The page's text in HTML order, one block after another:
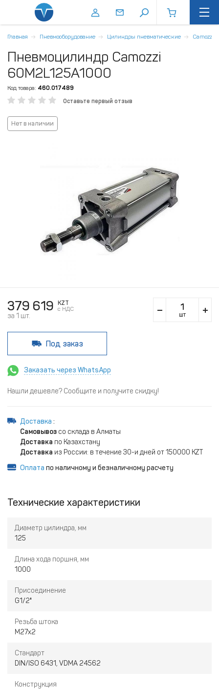
Главная Пневмооборудование Цилиндры пневматические Camozzi
Пневмоцилиндр Camozzi
60M2L125A1000
Код товара: 460.017489
Оставьте первый отзыв
Нет в наличии
379 619
KZT
c НДС
за 1 шт. шт
Под заказ
Заказать через WhatsApp
Нашли дешевле? Сообщите и получите скидку!
Доставка :
Самовывоз со склада в Алматы
Доставка по Казахстану
Доставка из России: в течение 30-и дней от 150000 KZT
Оплата по наличному и безналичному расчету
Технические характеристики
Диаметр цилиндра, мм
125
Длина хода поршня, мм
1000
Присоединение
G1/2"
Резьба штока
M27x2
Стандарт
DIN/ISO 6431, VDMA 24562
Конструкция